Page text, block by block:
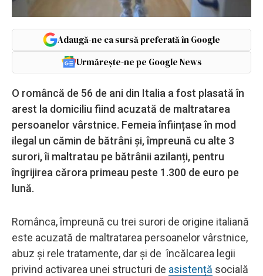
Adaugă-ne ca sursă preferată în Google
Urmărește-ne pe Google News
O româncă de 56 de ani din Italia a fost plasată în
arest la domiciliu fiind acuzată de maltratarea
persoanelor vârstnice. Femeia înființase în mod
ilegal un cămin de bătrâni și, împreună cu alte 3
surori, îi maltratau pe bătrânii azilanți, pentru
îngrijirea cărora primeau peste 1.300 de euro pe
lună.
Românca, împreună cu trei surori de origine italiană
este acuzată de maltratarea persoanelor vârstnice,
abuz și rele tratamente, dar și de încălcarea legii
privind activarea unei structuri de asistență socială